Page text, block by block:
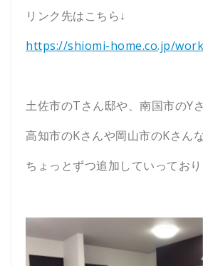
リンク先はこちら↓
https://shiomi-home.co.jp/
土佐市のTさん邸や、南国市のYさ
高知市のKさんや岡山市のKさんな
ちょっとずつ追加していっており